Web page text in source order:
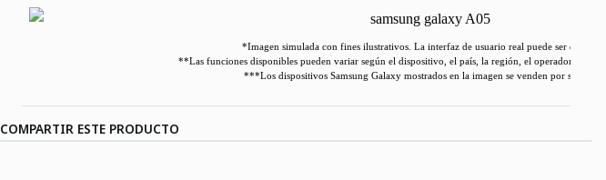
*Imagen simulada con fines ilustrativos. La interfaz de usuario real puede ser
**Las funciones disponibles pueden variar según el dispositivo, el país, la región, el operador o la
***Los dispositivos Samsung Galaxy mostrados en la imagen se venden por
COMPARTIR ESTE PRODUCTO